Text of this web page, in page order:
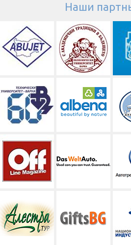
Наши